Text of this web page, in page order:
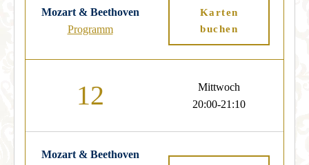
Mozart & Beethoven
Programm
Karten
buchen
12
Mittwoch
20:00-21:10
Mozart & Beethoven